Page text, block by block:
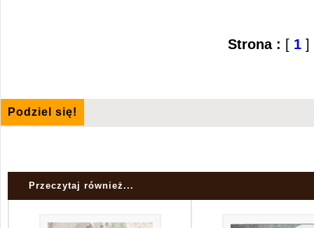
Strona : [1 ]
Podziel się!
Przeczytaj również...